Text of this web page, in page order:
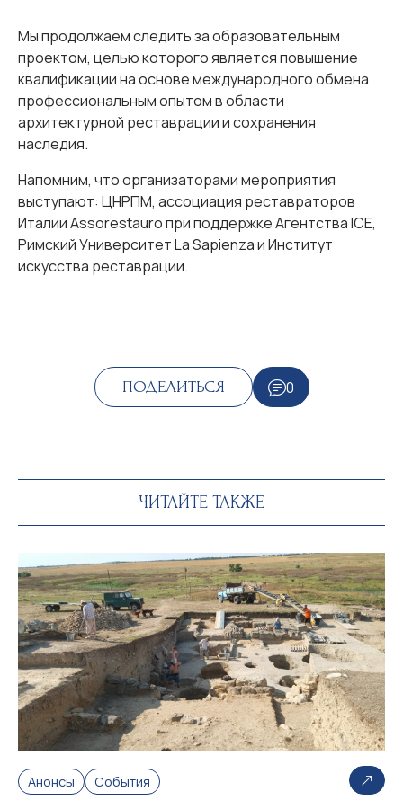
Мы продолжаем следить за образовательным
проектом, целью которого является повышение
квалификации на основе международного обмена
профессиональным опытом в области
архитектурной реставрации и сохранения
наследия.
Напомним, что организаторами мероприятия
выступают: ЦНРПМ, ассоциация реставраторов
Италии Assorestauro при поддержке Агентства ICE,
Римский Университет La Sapienza и Институт
искусства реставрации.
ПОДЕЛИТЬСЯ 0
ЧИТАЙТЕ ТАКЖЕ
Анонсы События